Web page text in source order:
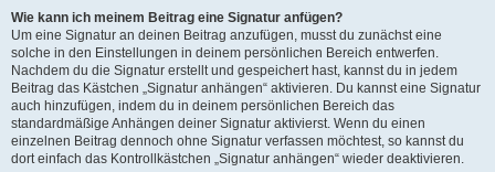
Wie kann ich meinem Beitrag eine Signatur anfügen?
Um eine Signatur an deinen Beitrag anzufügen, musst du zunächst eine
solche in den Einstellungen in deinem persönlichen Bereich entwerfen.
Nachdem du die Signatur erstellt und gespeichert hast, kannst du in jedem
Beitrag das Kästchen „Signatur anhängen“ aktivieren. Du kannst eine Signatur
auch hinzufügen, indem du in deinem persönlichen Bereich das
standardmäßige Anhängen deiner Signatur aktivierst. Wenn du einen
einzelnen Beitrag dennoch ohne Signatur verfassen möchtest, so kannst du
dort einfach das Kontrollkästchen „Signatur anhängen“ wieder deaktivieren.